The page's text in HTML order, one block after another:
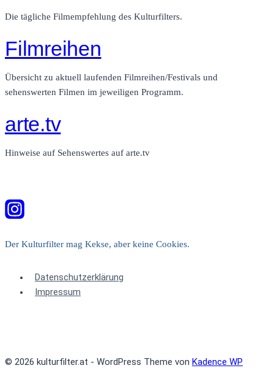
Die tägliche Filmempfehlung des Kulturfilters.
Filmreihen
Übersicht zu aktuell laufenden Filmreihen/Festivals und
sehenswerten Filmen im jeweiligen Programm.
arte.tv
Hinweise auf Sehenswertes auf arte.tv
Der Kulturfilter mag Kekse, aber keine Cookies.
Datenschutzerklärung
Impressum
© 2026 kulturfilter.at - WordPress Theme von Kadence WP